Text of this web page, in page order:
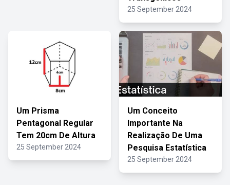
25 September 2024
Um Prisma
Pentagonal Regular
Tem 20cm De Altura
25 September 2024
Um Conceito
Importante Na
Realização De Uma
Pesquisa Estatística
25 September 2024